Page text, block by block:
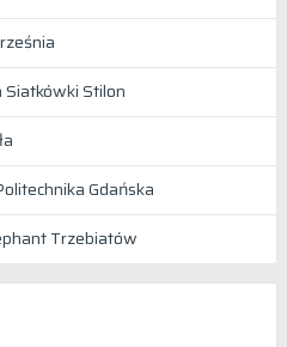
Siatkówki Stilon
Gdańska
Trzebiatów